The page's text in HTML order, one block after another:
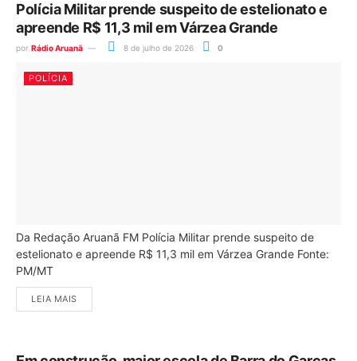
Polícia Militar prende suspeito de estelionato e
apreende R$ 11,3 mil em Várzea Grande
por Rádio Aruanã 8 de julho de 2026 0
POLÍCIA
Da Redação Aruanã FM Polícia Militar prende suspeito de
estelionato e apreende R$ 11,3 mil em Várzea Grande Fonte:
PM/MT
LEIA MAIS